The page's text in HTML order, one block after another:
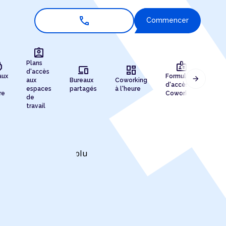
call Commencer
assignment_ind
Plans
d'accès
aux
espaces
de
travail
devices
Bureaux
partagés
dashboard
Coworking
à l'heure
badge
Formules
d'accès au
Coworking
arrow_forward